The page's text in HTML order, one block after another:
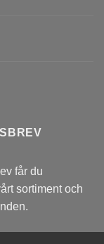
får du
sortiment och